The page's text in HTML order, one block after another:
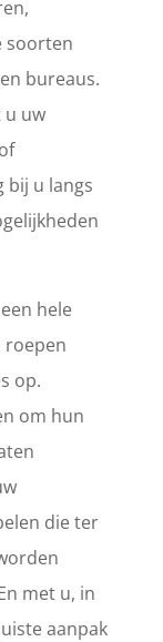
soorten
bureaus.
u uw
bij u langs
hele
roepen
op.
om hun
die ter
met u, in
aanpak